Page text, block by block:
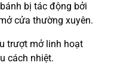
bị tác động bởi
cửa thường xuyên.
trượt mở linh hoạt
cách nhiệt.